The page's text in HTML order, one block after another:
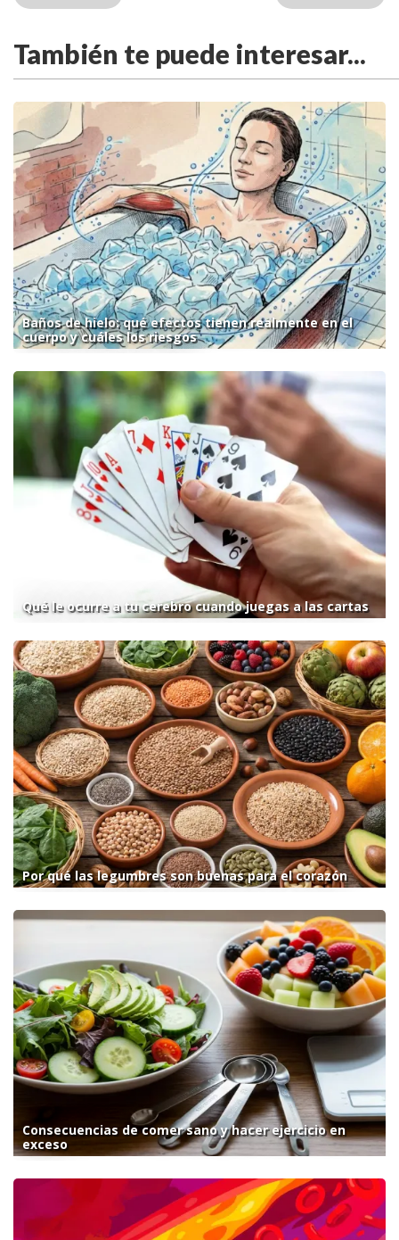
También te puede interesar...
Baños de hielo: qué efectos tienen realmente en el
cuerpo y cuáles los riesgos
Qué le ocurre a tu cerebro cuando juegas a las cartas
Por qué las legumbres son buenas para el corazón
Consecuencias de comer sano y hacer ejercicio en
exceso